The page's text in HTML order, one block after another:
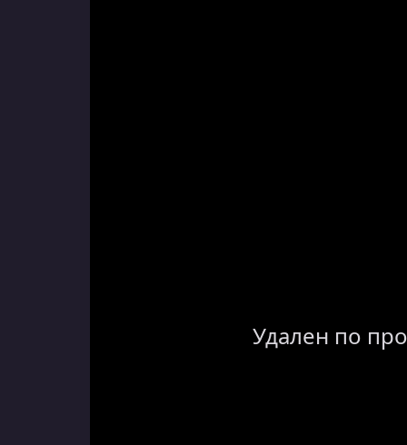
Удален по